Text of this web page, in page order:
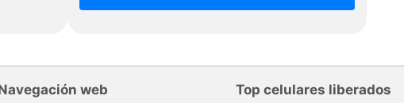
web Top celulares liberados